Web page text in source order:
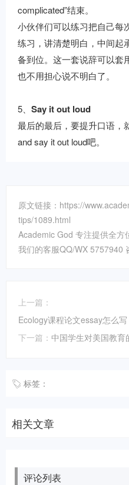
complicated”结束。
小伙伴们可以练习把自己每
练习，讲清楚明白，中间起
备到位。这一套说辞可以套
也不用担心说不明白了。
5、 Say it out loud
最后的最后，要提升口语，
and say it out loud吧。
原文链接：https://
tips/1089.html
Academic God 专注提供全方
我们的客服QQ/WX 5757940
上一篇：
Ecology课程论文essay怎么
下一篇： 中国学生对美国教
标签：
相关文章
评论列表